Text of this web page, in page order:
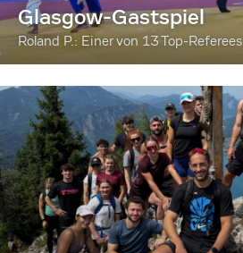
Glasgow-Gastspiel
Roland P.: Einer von 13 Top-Referees